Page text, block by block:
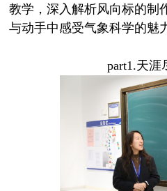
教学，深入解析风向标的制
与动手中感受气象科学的魅
part1.天涯